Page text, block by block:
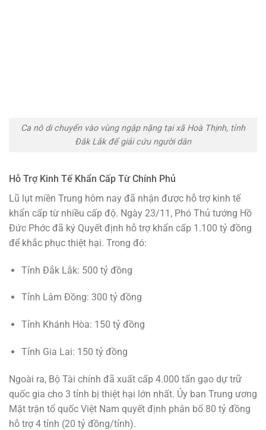
Ca nô di chuyển vào vùng ngập nặng tại xã Hoà Thịnh, tỉnh
Đắk Lắk để giải cứu người dân
Hỗ Trợ Kinh Tế Khẩn Cấp Từ Chính Phủ
Lũ lụt miền Trung hôm nay đã nhận được hỗ trợ kinh tế
khẩn cấp từ nhiều cấp độ. Ngày 23/11, Phó Thủ tướng Hồ
Đức Phớc đã ký Quyết định hỗ trợ khẩn cấp 1.100 tỷ đồng
để khắc phục thiệt hại. Trong đó:
Tỉnh Đắk Lắk: 500 tỷ đồng
Tỉnh Lâm Đồng: 300 tỷ đồng
Tỉnh Khánh Hòa: 150 tỷ đồng
Tỉnh Gia Lai: 150 tỷ đồng
Ngoài ra, Bộ Tài chính đã xuất cấp 4.000 tấn gạo dự trữ
quốc gia cho 3 tỉnh bị thiệt hại lớn nhất. Ủy ban Trung ương
Mặt trận tổ quốc Việt Nam quyết định phân bổ 80 tỷ đồng
hỗ trợ 4 tỉnh (20 tỷ đồng/tỉnh).